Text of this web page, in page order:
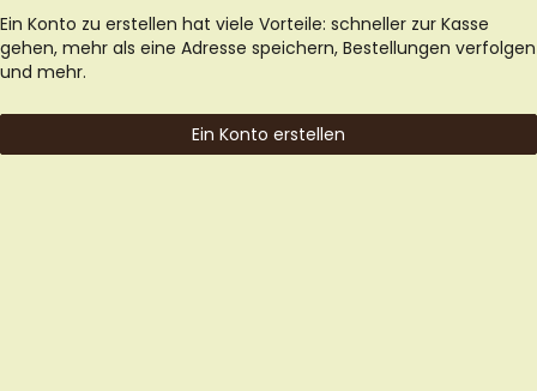
Ein Konto zu erstellen hat viele Vorteile: schneller zur Kasse
gehen, mehr als eine Adresse speichern, Bestellungen verfolgen
und mehr.
Ein Konto erstellen